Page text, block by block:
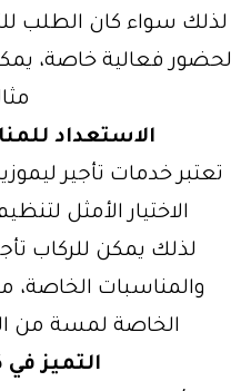
لذلك سواء كان الطلب
لحضور فعالية خاصة،
الاستعداد
الاختيار الأمثل
لذلك يمكن للركاب
والمناسبات الخاصة،
الخاصة لمسة من
التميز